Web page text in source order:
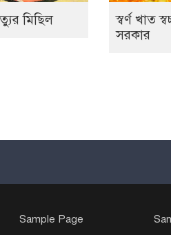
মিছিল
স্বর্ণ খাত
সরকার
Sample Page